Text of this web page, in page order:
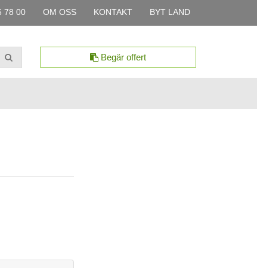
78 00 OM OSS KONTAKT BYT LAND
Begär offert